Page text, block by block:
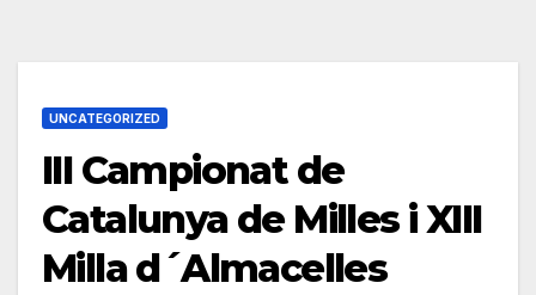
UNCATEGORIZED
III Campionat de
Catalunya de Milles i XIII
Milla d´Almacelles‏